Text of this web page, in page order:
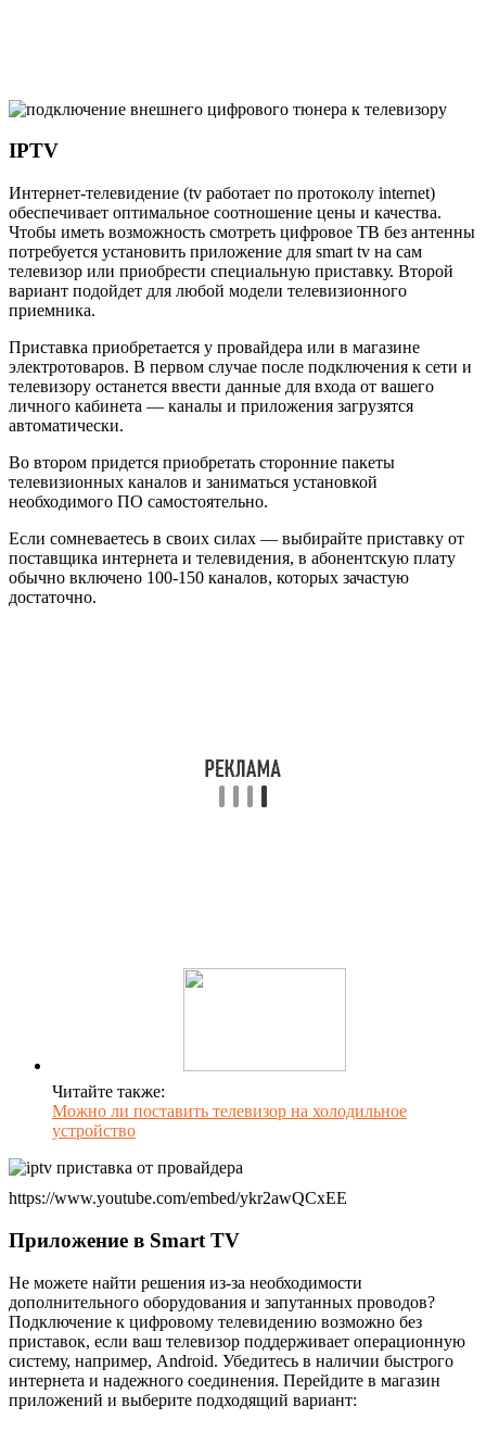
IPTV
Интернет-телевидение (tv работает по протоколу internet)
обеспечивает оптимальное соотношение цены и качества.
Чтобы иметь возможность смотреть цифровое ТВ без антенны
потребуется установить приложение для smart tv на сам
телевизор или приобрести специальную приставку. Второй
вариант подойдет для любой модели телевизионного
приемника.
Приставка приобретается у провайдера или в магазине
электротоваров. В первом случае после подключения к сети и
телевизору останется ввести данные для входа от вашего
личного кабинета — каналы и приложения загрузятся
автоматически.
Во втором придется приобретать сторонние пакеты
телевизионных каналов и заниматься установкой
необходимого ПО самостоятельно.
Если сомневаетесь в своих силах — выбирайте приставку от
поставщика интернета и телевидения, в абонентскую плату
обычно включено 100-150 каналов, которых зачастую
достаточно.
Читайте также:
Можно ли поставить телевизор на холодильное
устройство
https://www.youtube.com/embed/ykr2awQCxEE
Приложение в Smart TV
Не можете найти решения из-за необходимости
дополнительного оборудования и запутанных проводов?
Подключение к цифровому телевидению возможно без
приставок, если ваш телевизор поддерживает операционную
систему, например, Android. Убедитесь в наличии быстрого
интернета и надежного соединения. Перейдите в магазин
приложений и выберите подходящий вариант: